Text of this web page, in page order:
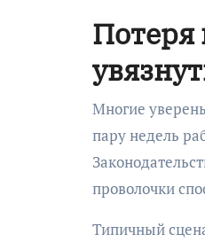
Потеря
Многие
пару недель
проволочки
Типичный